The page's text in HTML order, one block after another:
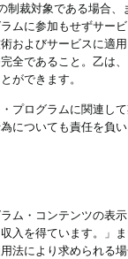
制裁対象である場合
ムに参加もせずサー
およびサービスに適
全であること。乙は
ができます。
プログラムに関連し
についても責任を負
ム・コンテンツの表
入を得ています。」
法により求められる